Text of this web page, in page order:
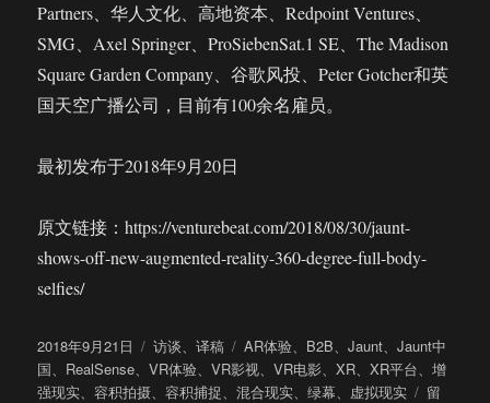
Partners、华人文化、高地资本、Redpoint Ventures、
SMG、Axel Springer、ProSiebenSat.1 SE、The Madison
Square Garden Company、谷歌风投、Peter Gotcher和英
国天空广播公司，目前有100余名雇员。
最初发布于2018年9月20日
原文链接：https://venturebeat.com/2018/08/30/jaunt-
shows-off-new-augmented-reality-360-degree-full-body-
selfies/
发
布
于
2018年9月21日
分
类
访谈、译稿
标
签
AR体验、 B2B、Jaunt、Jaunt中
国、 RealSense、VR体验、VR影视、VR电影、XR、XR平台、增
强现实、容积拍摄、容积捕捉、混合现实、绿幕、 虚拟现实
于
留